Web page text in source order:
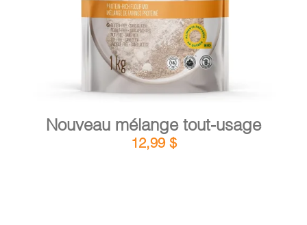
Nouveau mélange tout-usage
12,99 $